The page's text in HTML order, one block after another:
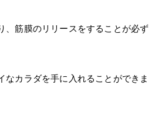
、筋膜のリリースをすることが必ず
なカラダを手に入れることができま